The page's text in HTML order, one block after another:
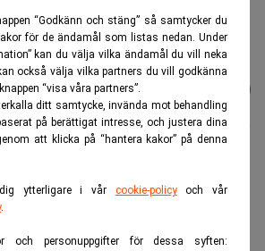
“Godkänn och stäng” så samtycker du
för de ändamål som listas nedan. Under
kan du välja vilka ändamål du vill neka
också välja vilka partners du vill godkänna
“visa våra partners”.
ditt samtycke, invända mot behandling
på berättigat intresse, och justera dina
att klicka på “hantera kakor” på denna
ytterligare i vår cookie-policyoch vår
.
och personuppgifter för dessa syften:
är traditionellt
exklusiva revir.
- vårt nyhetsbrev